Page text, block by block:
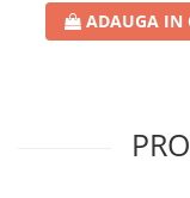
Scutece
Scutece Huggies
Balsam Rufe Bebelusi
ADAUGA IN